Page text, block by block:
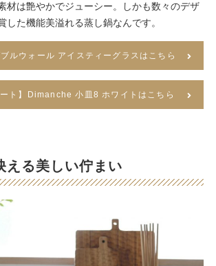
材は艶やかでジューシー。しかも数々のデザ
した機能美溢れる蒸し鍋なんです。
ルウォール アイスティーグラスはこちら
ト】Dimanche 小皿8 ホワイトはこちら
える美しい佇まい